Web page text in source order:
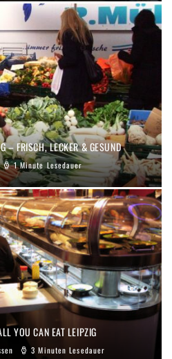
– FRISCH, LECKER & GESUND
1 Minute Lesedauer
YOU CAN EAT LEIPZIG
3 Minuten Lesedauer